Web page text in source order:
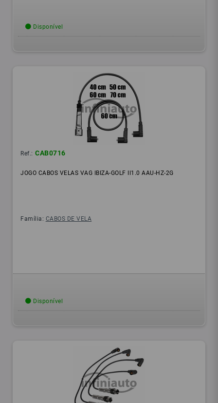
Disponível
Ref.: CAB0716
JOGO CABOS VELAS VAG IBIZA-GOLF II1.0 AAU-HZ-2G
Família: CABOS DE VELA
Disponível